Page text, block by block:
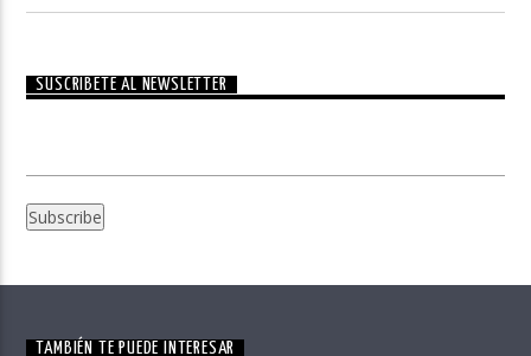
SUSCRÍBETE AL NEWSLETTER
TAMBIÉN TE PUEDE INTERESAR